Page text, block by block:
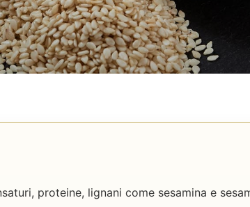
proteine, lignani come sesamina e